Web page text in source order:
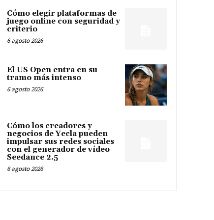
Cómo elegir plataformas de
juego online con seguridad y
criterio
6 agosto 2026
El US Open entra en su
tramo más intenso
6 agosto 2026
Cómo los creadores y
negocios de Yecla pueden
impulsar sus redes sociales
con el generador de vídeo
Seedance 2.5
6 agosto 2026